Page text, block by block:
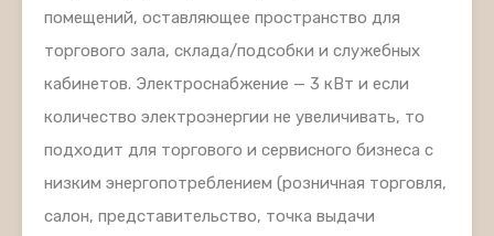
помещений, оставляющее пространство для
торгового зала, склада/подсобки и служебных
кабинетов. Электроснабжение — 3 кВт и если
количество электроэнергии не увеличивать, то
подходит для торгового и сервисного бизнеса с
низким энергопотреблением (розничная торговля,
салон, представительство, точка выдачи